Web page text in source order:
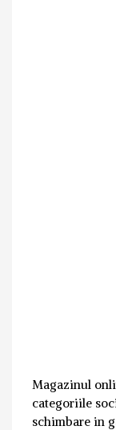
Magazinul
categoriile
schimbare in